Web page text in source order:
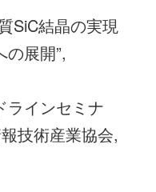
SiC結晶の実現
展開”,
ラインセミナ
技術産業協会,